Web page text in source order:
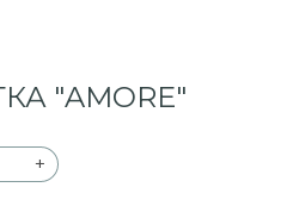
"AMORE"
+